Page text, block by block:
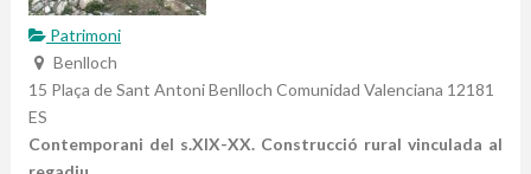
Patrimoni
Benlloch
15 Plaça de Sant AntoniBenlloch Comunidad Valenciana 12181
ES
Contemporani del s.XIX-XX. Construcció rural vinculada al